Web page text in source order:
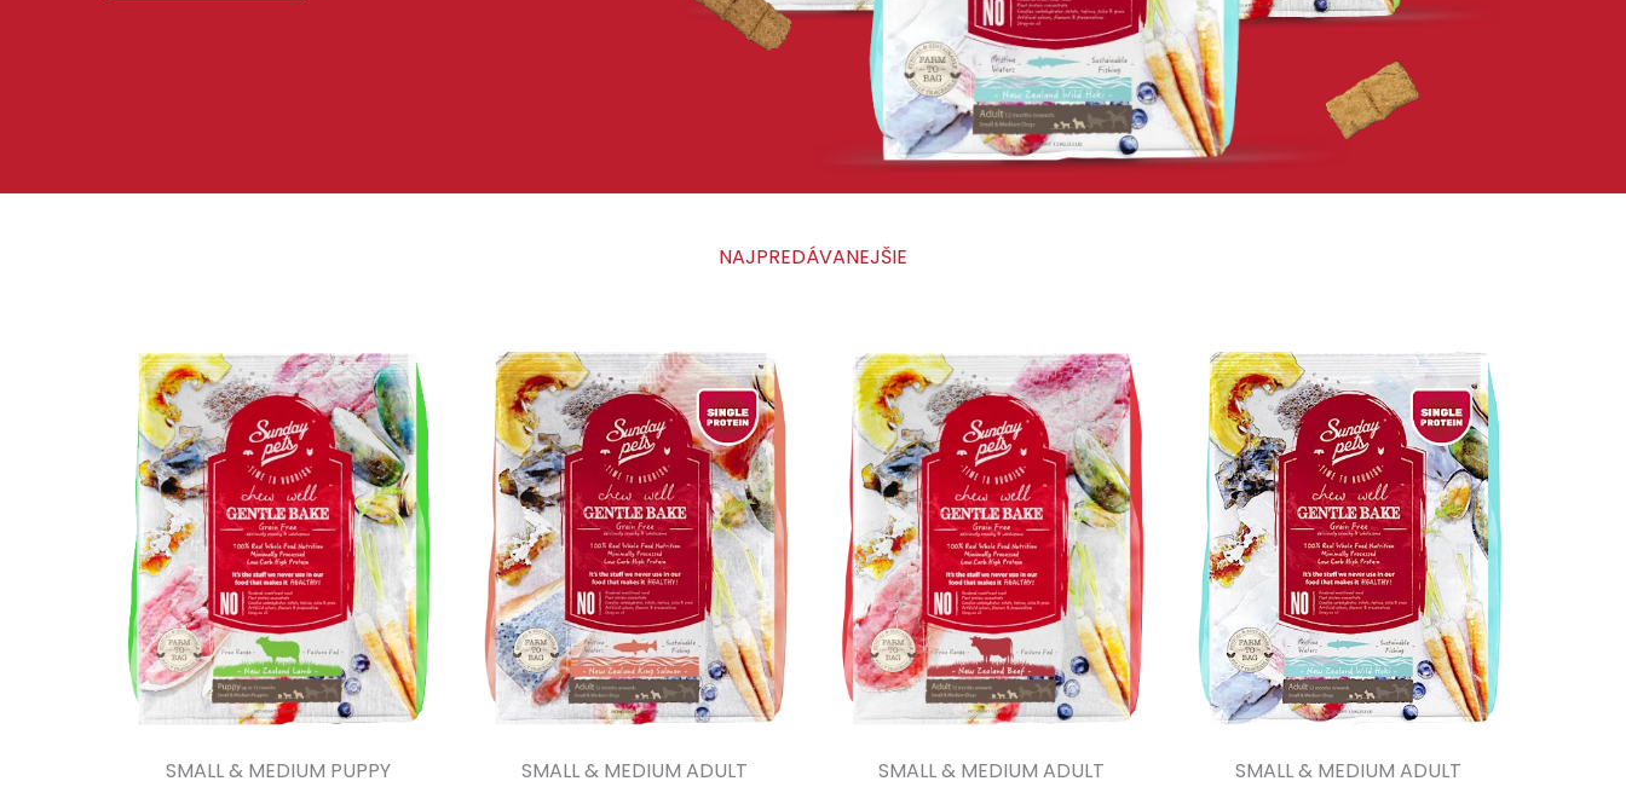
NAJPREDÁVANEJŠIE
SMALL & MEDIUM PUPPY
SMALL & MEDIUM ADULT
SMALL & MEDIUM ADULT
SMALL & MEDIUM ADULT